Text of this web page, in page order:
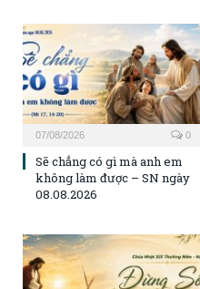
07/08/2026 0
Sẽ chẳng có gì mà anh em
không làm được – SN ngày
08.08.2026